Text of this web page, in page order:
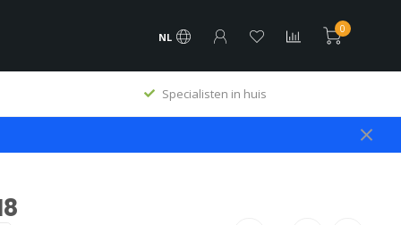
NL
0
Specialisten in huis